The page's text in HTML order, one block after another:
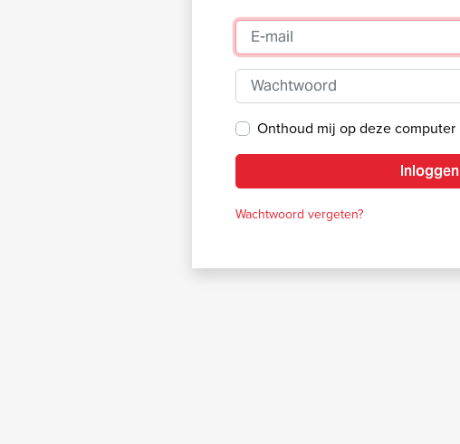
E-mail
Wachtwoord
Onthoud mij op deze computer
Inloggen
Wachtwoord vergeten?